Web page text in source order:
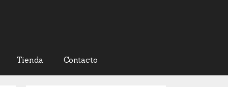
Tienda Contacto